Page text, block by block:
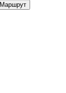
Маршрут